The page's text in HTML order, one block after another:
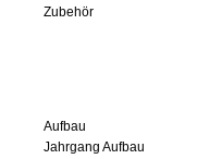
Zubehör
Aufbau
Jahrgang Aufbau